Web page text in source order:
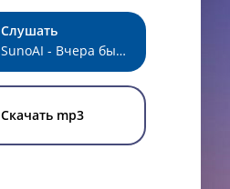
Слушать
SunoAI - Вчера был на мели сегодня на вершине
Скачать mp3